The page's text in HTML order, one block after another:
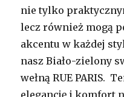
nie tylko
lecz również mogą
akcentu w każdej
nasz Biało-zielony
wełną RUE PARIS.
elegancję i komfort